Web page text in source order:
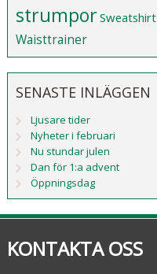
strumporSweatshirt
Waisttrainer
SENASTE INLÄGGEN
Ljusare tider
Nyheter i februari
Nu stundar julen
Dan för 1:a advent
Öppningsdag
KONTAKTA OSS